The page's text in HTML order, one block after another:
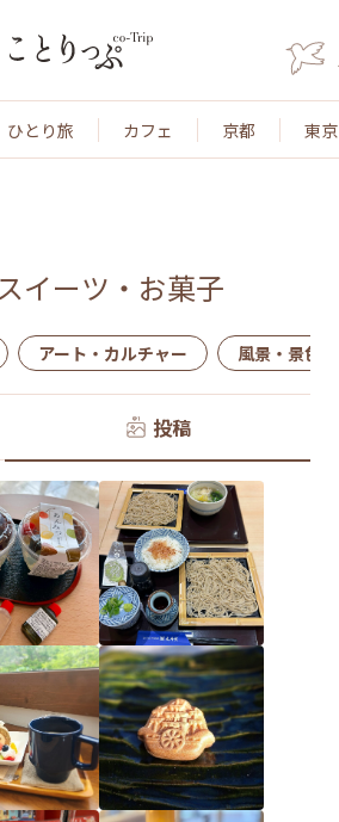
ひとり旅 カフェ 京都 東京
イーツ・お菓子
アート・カルチャー 風景・景色
投稿